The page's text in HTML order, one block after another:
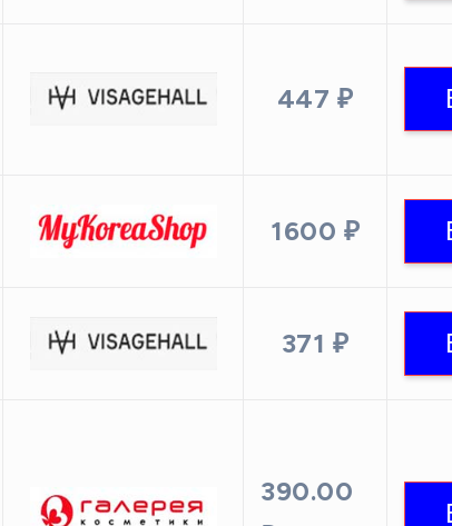
447 ₽
1600 ₽
371 ₽
390.00